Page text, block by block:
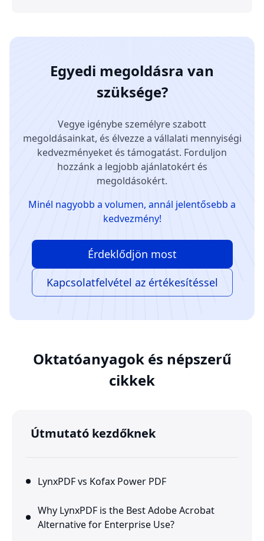
Egyedi megoldásra van
szüksége?
Vegye igénybe személyre szabott
megoldásainkat, és élvezze a vállalati mennyiségi
kedvezményeket és támogatást. Forduljon
hozzánk a legjobb ajánlatokért és
megoldásokért.
Minél nagyobb a volumen, annál jelentősebb a
kedvezmény!
Érdeklődjön most
Kapcsolatfelvétel az értékesítéssel
Oktatóanyagok és népszerű
cikkek
Útmutató kezdőknek
LynxPDF vs Kofax Power PDF
Why LynxPDF is the Best Adobe Acrobat
Alternative for Enterprise Use?